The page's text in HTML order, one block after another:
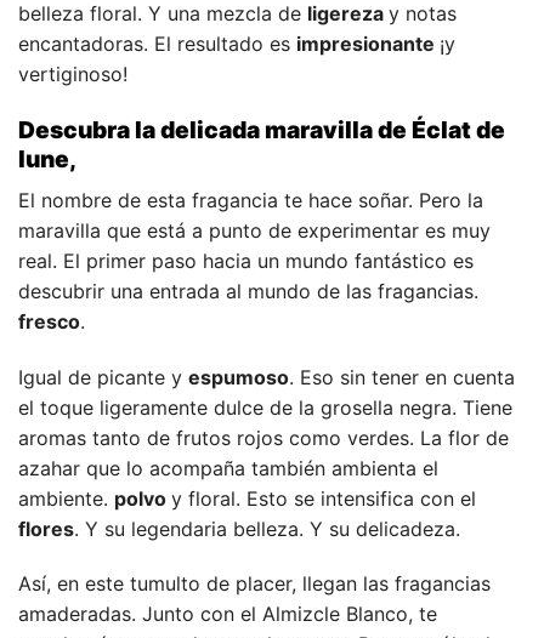
belleza floral. Y una mezcla de ligereza y notas
encantadoras. El resultado es impresionante ¡y
vertiginoso!
Descubra la delicada maravilla de Éclat de
lune,
El nombre de esta fragancia te hace soñar. Pero la
maravilla que está a punto de experimentar es muy
real. El primer paso hacia un mundo fantástico es
descubrir una entrada al mundo de las fragancias.
fresco.
Igual de picante y espumoso. Eso sin tener en cuenta
el toque ligeramente dulce de la grosella negra. Tiene
aromas tanto de frutos rojos como verdes. La flor de
azahar que lo acompaña también ambienta el
ambiente. polvo y floral. Esto se intensifica con el
flores. Y su legendaria belleza. Y su delicadeza.
Así, en este tumulto de placer, llegan las fragancias
amaderadas. Junto con el Almizcle Blanco, te